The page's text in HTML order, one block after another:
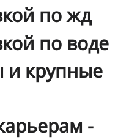
по жд
по воде
и крупные
-